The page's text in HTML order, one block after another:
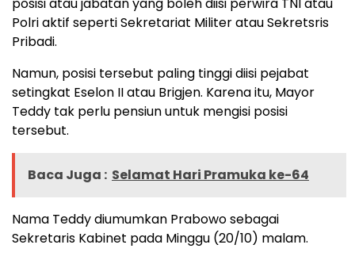
posisi atau jabatan yang boleh diisi perwira TNI atau
Polri aktif seperti Sekretariat Militer atau Sekretsris
Pribadi.
Namun, posisi tersebut paling tinggi diisi pejabat
setingkat Eselon II atau Brigjen. Karena itu, Mayor
Teddy tak perlu pensiun untuk mengisi posisi
tersebut.
Baca Juga : Selamat Hari Pramuka ke-64
Nama Teddy diumumkan Prabowo sebagai
Sekretaris Kabinet pada Minggu (20/10) malam.